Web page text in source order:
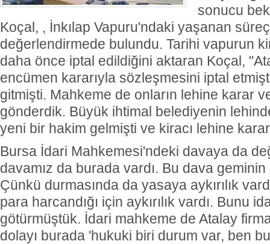
sonucu
Koçal, , İnkılap Vapuru'ndaki yaşanan
değerlendirmede bulundu. Tarihi vapurun
daha önce iptal edildiğini aktaran Koçal,
encümen kararıyla sözleşmesini iptal
gitmişti. Mahkeme de onların lehine karar
gönderdik. Büyük ihtimal belediyenin
yeni bir hakim gelmişti ve kiracı lehine
Bursa İdari Mahkemesi'ndeki davaya da
davamız da burada vardı. Bu dava geminin
Çünkü durmasında da yasaya aykırılık
para harcandığı için aykırılık vardı. Bunu
götürmüştük. İdari mahkeme de Atalay
dolayı burada 'hukuki biri durum var, ben